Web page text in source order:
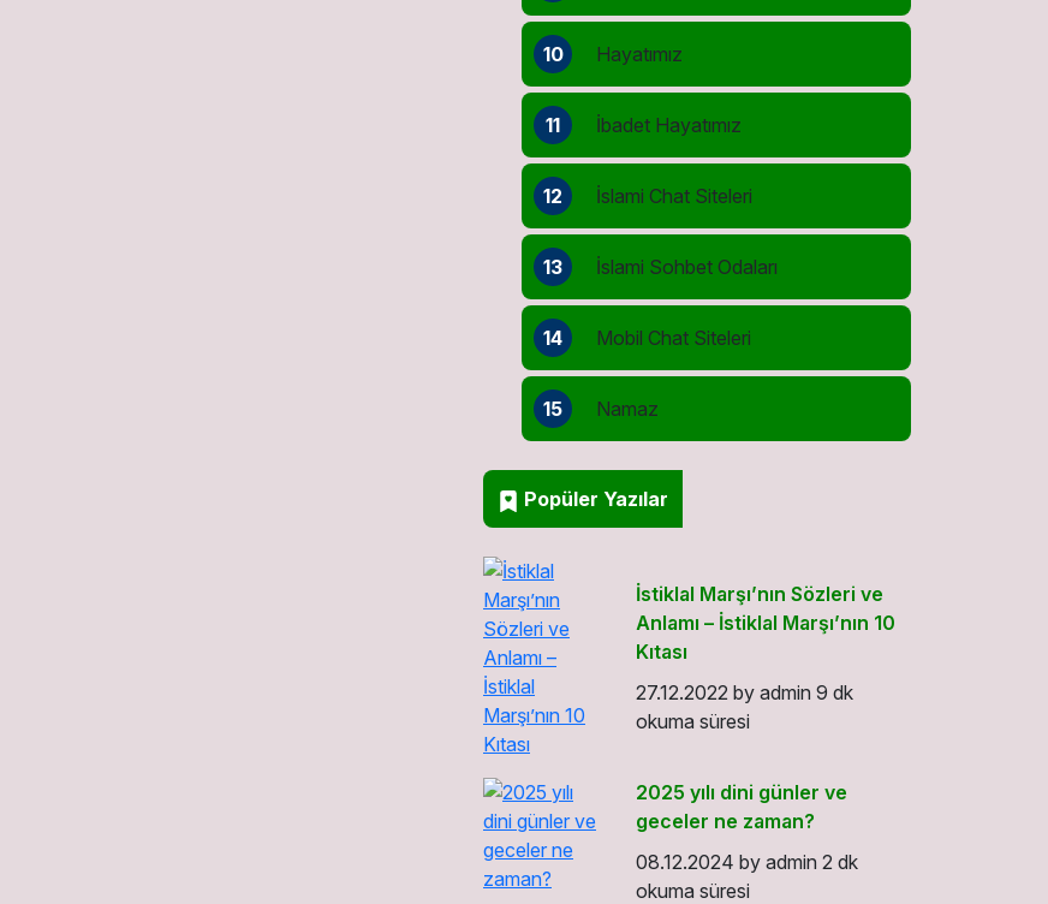
10 Hayatımız
11 İbadet Hayatımız
12 İslami Chat Siteleri
13 İslami Sohbet Odaları
14 Mobil Chat Siteleri
15 Namaz
Popüler Yazılar
İstiklal Marşı’nın Sözleri ve
Anlamı – İstiklal Marşı’nın 10
Kıtası
27.12.2022 by admin 9 dk
okuma süresi
2025 yılı dini günler ve
geceler ne zaman?
08.12.2024 by admin 2 dk
okuma süresi